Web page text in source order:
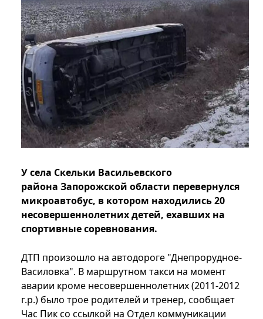
У села Скельки Васильевского
района Запорожской области перевернулся
микроавтобус, в котором находились 20
несовершеннолетних детей, ехавших на
спортивные соревнования.
ДТП произошло на автодороге "Днепрорудное-
Василовка". В маршрутном такси на момент
аварии кроме несовершеннолетних (2011-2012
г.р.) было трое родителей и тренер, сообщает
Час Пик со ссылкой на Отдел коммуникации